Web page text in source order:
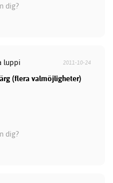
dig?
luppi 2011-10-24
(flera valmöjligheter)
dig?